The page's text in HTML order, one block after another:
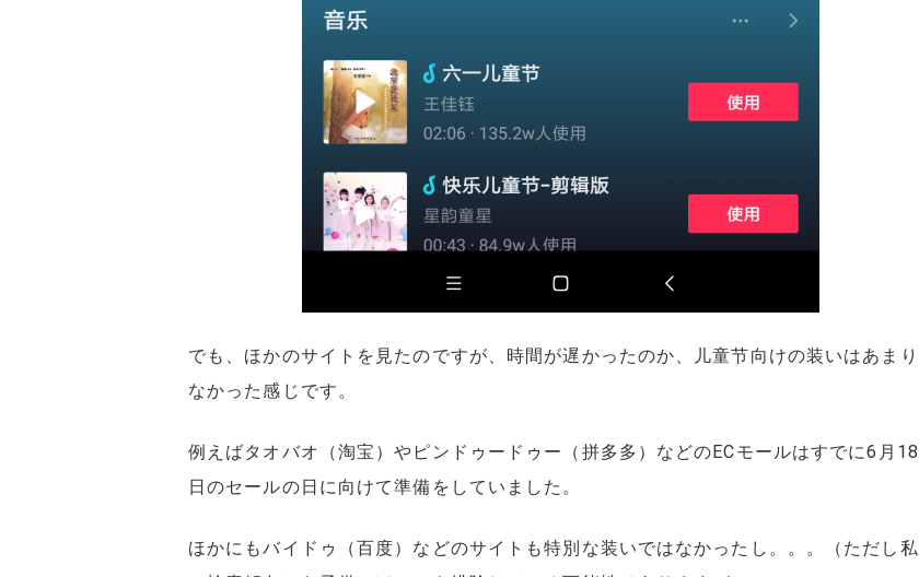
でも、ほかのサイトを見たのですが、時間が遅かったのか、儿童节向けの装いはあまり
なかった感じです。
例えばタオバオ（淘宝）やピンドゥードゥー（拼多多）などのECモールはすでに6月18
日のセールの日に向けて準備をしていました。
ほかにもバイドゥ（百度）などのサイトも特別な装いではなかったし。。。（ただし私